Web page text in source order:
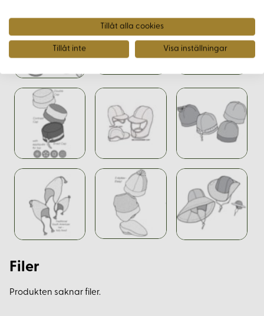
Filer
Produkten saknar filer.
Tillåt alla cookies
Tillåt inte Visa inställningar